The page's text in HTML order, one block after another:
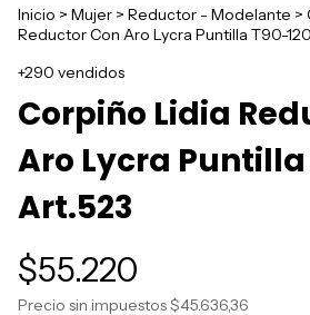
Inicio > Mujer > Reductor - Modelante >
Reductor Con Aro Lycra Puntilla T90-
+290 vendidos
Corpiño Lidia
Aro Lycra Puntilla
Art.523
$55.220
Precio sin impuestos$45.636,36